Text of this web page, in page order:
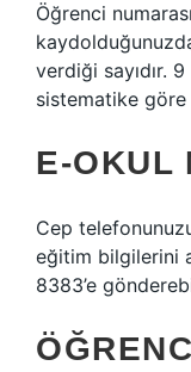
Öğrenci
verdiği sayıdır.
sistematike göre
E-OKUL
Cep
eğitim bilgilerini
8383’e